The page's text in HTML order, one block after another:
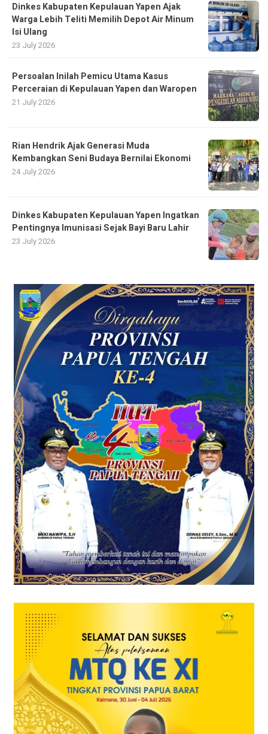
Dinkes Kabupaten Kepulauan Yapen Ajak
Warga Lebih Teliti Memilih Depot Air Minum
Isi Ulang
23 July 2026
Persoalan Inilah Pemicu Utama Kasus
Perceraian di Kepulauan Yapen dan Waropen
21 July 2026
Rian Hendrik Ajak Generasi Muda
Kembangkan Seni Budaya Bernilai Ekonomi
24 July 2026
Dinkes Kabupaten Kepulauan Yapen Ingatkan
Pentingnya Imunisasi Sejak Bayi Baru Lahir
23 July 2026